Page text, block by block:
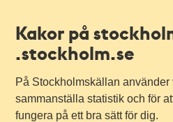
Kakor på
.stockholm.se
På Stockholmskällan använder
sammanställa statistik och för
fungera på ett bra sätt för dig.